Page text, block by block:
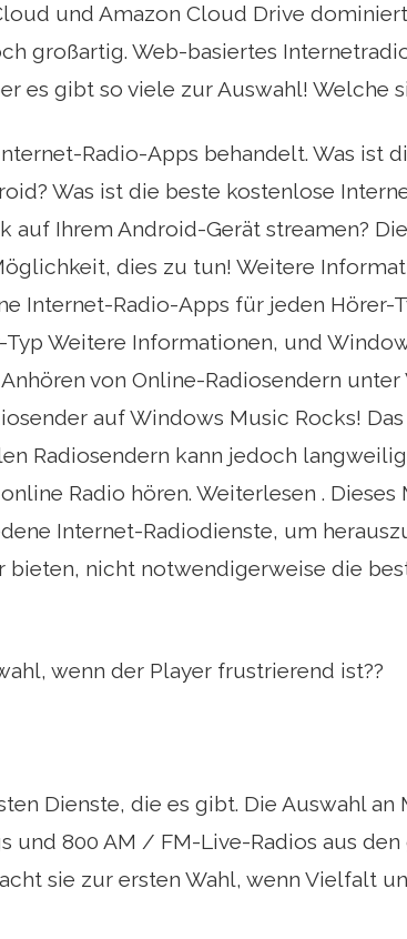
und Amazon Cloud Drive
großartig. Web-basiertes
es gibt so viele zur Auswahl! Welche
Radio-Apps behandelt. Was ist
Was ist die beste kostenlose
auf Ihrem Android-Gerät streamen?
dies zu tun! Weitere
Internet-Radio-Apps für jeden Hörer-
Weitere Informationen, und
von Online-Radiosendern
auf Windows Music Rocks!
Radiosendern kann jedoch
Radio hören. Weiterlesen .
Internet-Radiodienste, um
bieten, nicht notwendigerweise die
wenn der Player frustrierend ist??
Dienste, die es gibt. Die Auswahl an
und 800 AM / FM-Live-Radios aus den
sie zur ersten Wahl, wenn Vielfalt